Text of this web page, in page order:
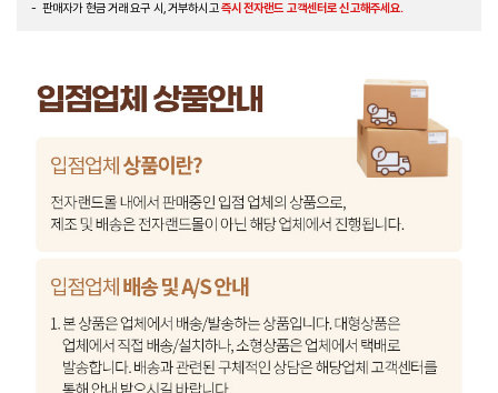
판매자가 현금 거래 요구 시, 거부하시고즉시 전자랜드 고객센터로 신고해주세요.